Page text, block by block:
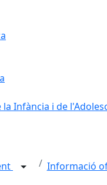
la Infància i de
Informació